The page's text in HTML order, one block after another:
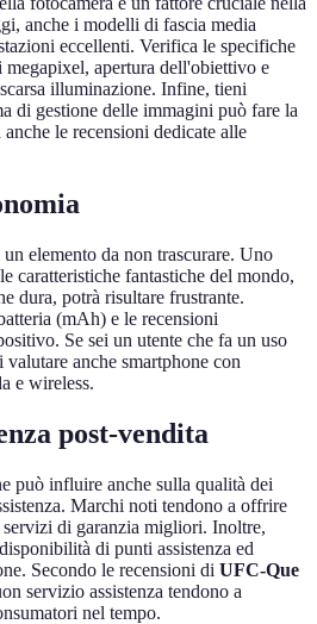
anche i modelli di fascia media
eccellenti. Verifica le specifiche
apertura dell'obiettivo e
illuminazione. Infine, tieni
di gestione delle immagini può fare la
le recensioni dedicate alle
elemento da non trascurare. Uno
caratteristiche fantastiche del mondo,
dura, potrà risultare frustrante.
(mAh) e le recensioni
Se sei un utente che fa un uso
anche smartphone con
e wireless.
post-vendita
può influire anche sulla qualità dei
Marchi noti tendono a offrire
di garanzia migliori. Inoltre,
di punti assistenza ed
Secondo le recensioni di UFC-Que
servizio assistenza tendono a
nel tempo.